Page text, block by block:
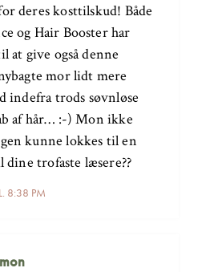
8:38 PM
deres kosttilskud! Både
og Hair Booster har
at give også denne
mor lidt mere
indefra trods søvnløse
af hår… :-) Mon ikke
kunne lokkes til en
dine trofaste læsere??